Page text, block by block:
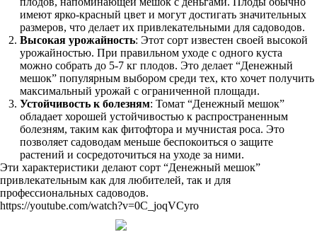
имеют ярко-красный цвет и могут достигать значительных
размеров, что делает их привлекательными для садоводов.
Высокая урожайность: Этот сорт известен своей высокой
урожайностью. При правильном уходе с одного куста
можно собрать до 5-7 кг плодов. Это делает “Денежный
мешок” популярным выбором среди тех, кто хочет получить
максимальный урожай с ограниченной площади.
Устойчивость к болезням: Томат “Денежный мешок”
обладает хорошей устойчивостью к распространенным
болезням, таким как фитофтора и мучнистая роса. Это
позволяет садоводам меньше беспокоиться о защите
растений и сосредоточиться на уходе за ними.
Эти характеристики делают сорт “Денежный мешок”
привлекательным как для любителей, так и для
профессиональных садоводов.
https://youtube.com/watch?v=0C_joqVCyro